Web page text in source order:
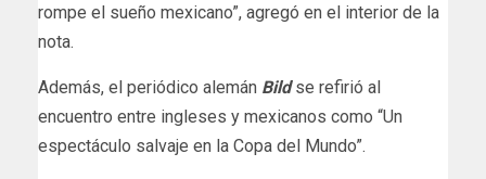
rompe el sueño mexicano”, agregó en el interior de la
nota.
Además, el periódico alemán Bildse refirió al
encuentro entre ingleses y mexicanos como “Un
espectáculo salvaje en la Copa del Mundo”.